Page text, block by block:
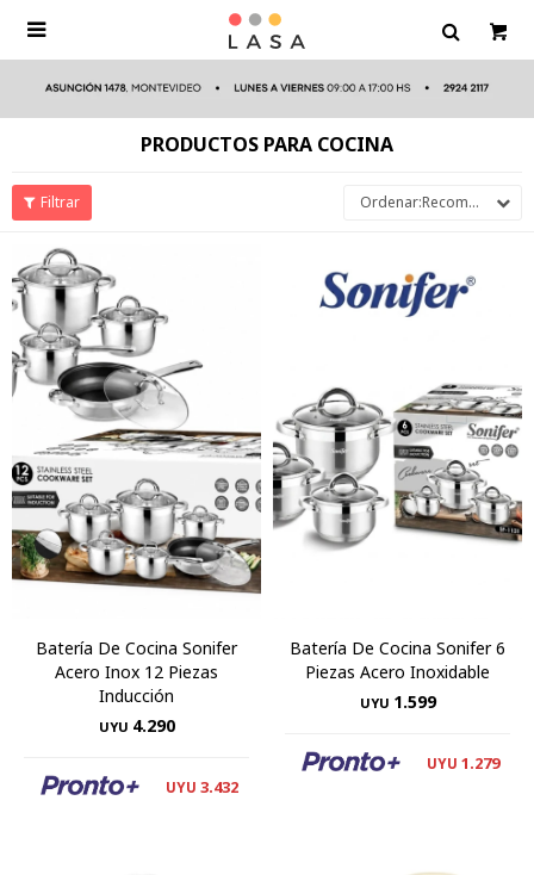

PRODUCTOS PARA COCINA
Recomendados
Batería De Cocina Sonifer
Acero Inox 12 Piezas
Inducción
UYU 4.290
UYU 3.432
Batería De Cocina Sonifer 6
Piezas Acero Inoxidable
UYU 1.599
UYU 1.279